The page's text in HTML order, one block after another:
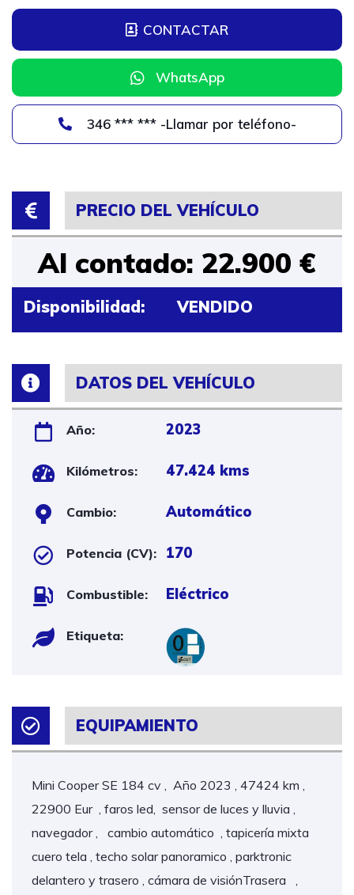
CONTACTAR
WhatsApp
346 *** *** -Llamar por teléfono-
PRECIO DEL VEHÍCULO
Al contado: 22.900 €
Disponibilidad: VENDIDO
DATOS DEL VEHÍCULO
Año: 2023
Kilómetros: 47.424 kms
Cambio: Automático
Potencia (CV): 170
Combustible: Eléctrico
Etiqueta:
EQUIPAMIENTO
Mini Cooper SE 184 cv , Año 2023 , 47424 km ,
22900 Eur , faros led, sensor de luces y lluvia ,
navegador , cambio automático , tapicería mixta
cuero tela , techo solar panoramico , parktronic
delantero y trasero , cámara de visiónTrasera ,